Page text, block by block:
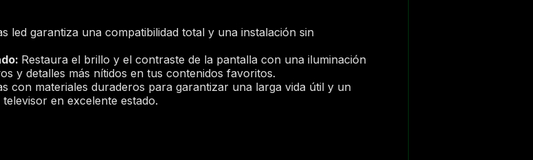
led garantiza una compatibilidad total y una instalación sin
Restaura el brillo y el contraste de la pantalla con una iluminación
y detalles más nítidos en tus contenidos favoritos.
con materiales duraderos para garantizar una larga vida útil y un
en excelente estado.